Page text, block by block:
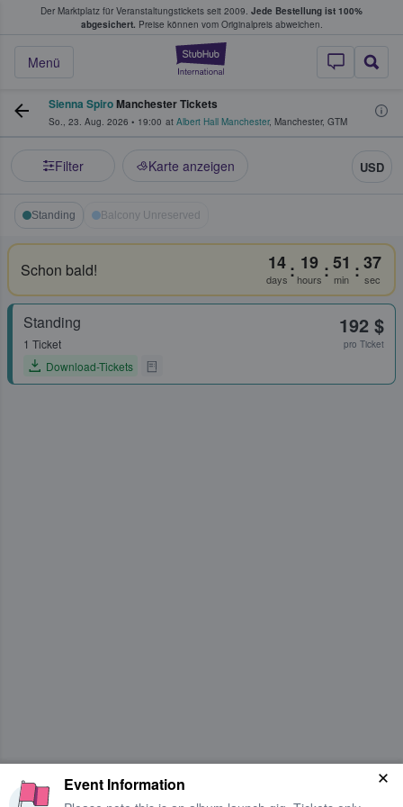
Der Marktplatz für Veranstaltungstickets seit 2009. Jede Bestellung ist 100%
abgesichert. Preise können vom Originalpreis abweichen.
StubHub - Wo
Menü
Tickets kaufen & verkaufen
Sienna SpiroManchester Tickets
So., 23. Aug. 2026 • 19:00 at Albert Hall Manchester, Manchester, GTM
Filter Karte anzeigen USD
Standing Balcony Unreserved
Schon bald! 14
days : 19
hours :51
min :37
sec
Standing
1 Ticket
Download-Tickets
192 $
pro Ticket
Event Information